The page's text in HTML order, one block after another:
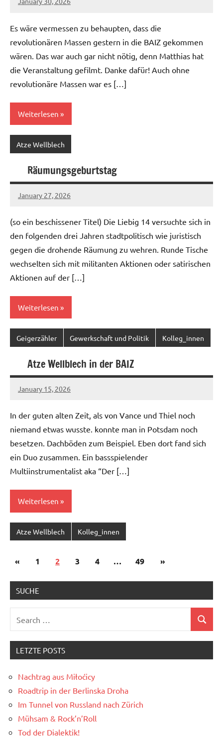
geigerzaehler
No
Es wäre vermessen zu behaupten, dass die
revolutionären Massen gestern in die BAIZ gekommen
wären. Das war auch gar nicht nötig, denn Matthias hat
die Veranstaltung gefilmt. Danke dafür! Auch ohne
revolutionäre Massen war es […]
Weiterlesen
Atze Wellblech
Räumungsgeburtstag
January 27, 2026
geigerzaehler
No
(so ein beschissener Titel) Die Liebig 14 versuchte sich in
den folgenden drei Jahren stadtpolitisch wie juristisch
gegen die drohende Räumung zu wehren. Runde Tische
wechselten sich mit militanten Aktionen oder satirischen
Aktionen auf der […]
Weiterlesen
Geigerzähler Gewerkschaft und Politik Kolleg_innen
Atze Wellblech in der BAIZ
January 15, 2026
geigerzaehler
No
In der guten alten Zeit, als von Vance und Thiel noch
niemand etwas wusste. konnte man in Potsdam noch
besetzen. Dachböden zum Beispiel. Eben dort fand sich
ein Duo zusammen. Ein bassspielender
Multiinstrumentalist aka “Der […]
Weiterlesen
Atze Wellblech Kolleg_innen
Posts
«Previous
1 2 3 4 … 49
Next
»
SUCHE
for:
Search
LETZTE POSTS
Nachtrag aus Miłoćicy
Roadtrip in der Berlinska Droha
Im Tunnel von Russland nach Zürich
Mühsam & Rock’n’Roll
Tod der Dialektik!